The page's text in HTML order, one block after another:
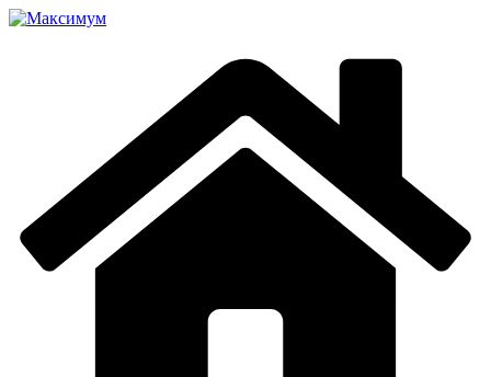
Перейти